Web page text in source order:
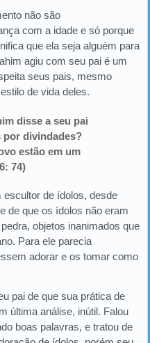
não são
com a idade e só porque
que ela seja alguém para
agiu com seu pai é um
seus pais, mesmo
de vida deles.
disse a seu pai
por divindades?
estão em um
74)
escultor de ídolos, desde
de que os ídolos não eram
objetos inanimados que
Para ele parecia
adorar e os tomar como
pai de que sua prática de
última análise, inútil. Falou
boas palavras, e tratou de